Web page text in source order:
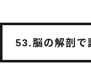
53.脳の解剖で